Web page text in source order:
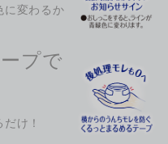
に変わるか
プで
け！